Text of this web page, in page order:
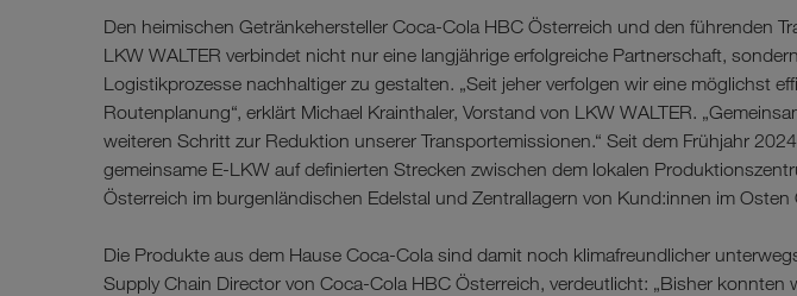
Den heimischen Getränkehersteller Coca-Cola HBC Österreich und den führenden
LKW WALTER verbindet nicht nur eine langjährige erfolgreiche Partnerschaft,
Logistikprozesse nachhaltiger zu gestalten. „Seit jeher verfolgen wir eine möglichst
Routenplanung“, erklärt Michael Krainthaler, Vorstand von LKW WALTER.
weiteren Schritt zur Reduktion unserer Transportemissionen.“ Seit dem Frühjahr
gemeinsame E-LKW auf definierten Strecken zwischen dem lokalen
Österreich im burgenländischen Edelstal und Zentrallagern von Kund:innen im Osten
Die Produkte aus dem Hause Coca-Cola sind damit noch klimafreundlicher
Supply Chain Director von Coca-Cola HBC Österreich, verdeutlicht: „Bisher konnten